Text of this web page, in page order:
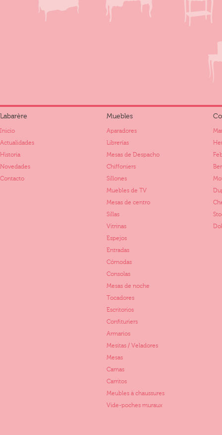
Labarère
Inicio
Actualidades
Historia
Novedades
Contacto
Muebles
Aparadores
Librerías
Mesas de Despacho
Chiffoniers
Sillones
Muebles de TV
Mesas de centro
Sillas
Vitrinas
Espejos
Entradas
Cómodas
Consolas
Mesas de noche
Tocadores
Escritorios
Confituriers
Armarios
Mesitas / Veladores
Mesas
Camas
Carritos
Meubles à chaussures
Vide-poches muraux